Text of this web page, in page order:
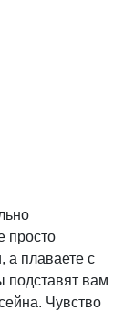
просто
а плаваете с
подставят вам
Чувство